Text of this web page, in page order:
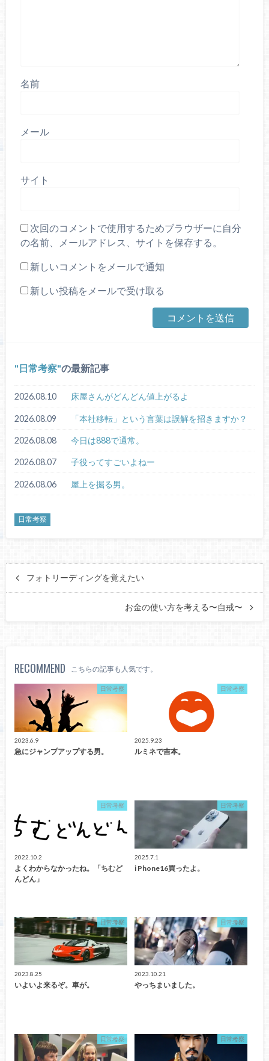
名前
メール
サイト
次回のコメントで使用するためブラウザーに自分
の名前、メールアドレス、サイトを保存する。
新しいコメントをメールで通知
新しい投稿をメールで受け取る
日常考察 の最新記事
2026.08.10 床屋さんがどんどん値上がるよ
2026.08.09 「本社移転」という言葉は誤解を招きますか？
2026.08.08 今日は888で通常。
2026.08.07 子役ってすごいよねー
2026.08.06 屋上を掘る男。
日常考察
フォトリーディングを覚えたい
お金の使い方を考える〜自戒〜
RECOMMEND こちらの記事も人気です。
日常考察
2023.6.9
急にジャンプアップする男。
日常考察
2025.9.23
ルミネで吉本。
日常考察
2022.10.2
よくわからなかったね。「ちむど
んどん」
日常考察
2025.7.1
i Phone16買ったよ。
日常考察
2023.8.25
いよいよ来るぞ。車が。
日常考察
2023.10.21
やっちまいました。
日常考察 日常考察